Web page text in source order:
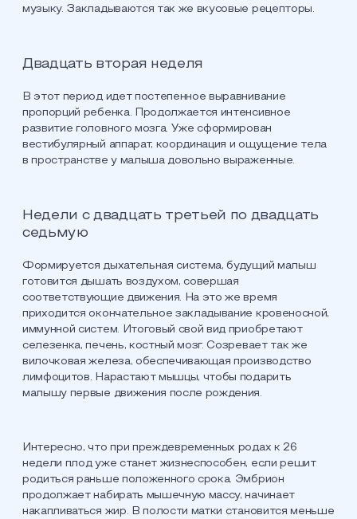
музыку. Закладываются так же вкусовые рецепторы.
Двадцать вторая неделя
В этот период идет постепенное выравнивание
пропорций ребенка. Продолжается интенсивное
развитие головного мозга. Уже сформирован
вестибулярный аппарат, координация и ощущение тела
в пространстве у малыша довольно выраженные.
Недели с двадцать третьей по двадцать
седьмую
Формируется дыхательная система, будущий малыш
готовится дышать воздухом, совершая
соответствующие движения. На это же время
приходится окончательное закладывание кровеносной,
иммунной систем. Итоговый свой вид приобретают
селезенка, печень, костный мозг. Созревает так же
вилочковая железа, обеспечивающая производство
лимфоцитов. Нарастают мышцы, чтобы подарить
малышу первые движения после рождения.
Интересно, что при преждевременных родах к 26
недели плод уже станет жизнеспособен, если решит
родиться раньше положенного срока. Эмбрион
продолжает набирать мышечную массу, начинает
накапливаться жир. В полости матки становится меньше